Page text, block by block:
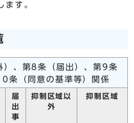
ます。
）、第8条（届出）、第9条
条（同意の基準等）関係
届
出
事
抑制区域以
外
抑制区域